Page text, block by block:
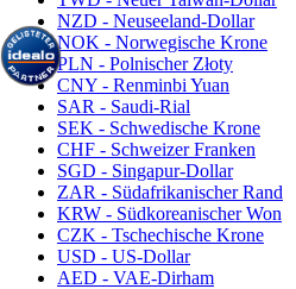
NZD - Neuseeland-Dollar
NOK - Norwegische Krone
PLN - Polnischer Złoty
CNY - Renminbi Yuan
SAR - Saudi-Rial
SEK - Schwedische Krone
CHF - Schweizer Franken
SGD - Singapur-Dollar
ZAR - Südafrikanischer Rand
KRW - Südkoreanischer Won
CZK - Tschechische Krone
USD - US-Dollar
AED - VAE-Dirham